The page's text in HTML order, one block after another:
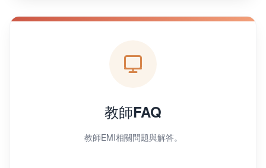
教師FAQ
教師EMI相關問題與解答。